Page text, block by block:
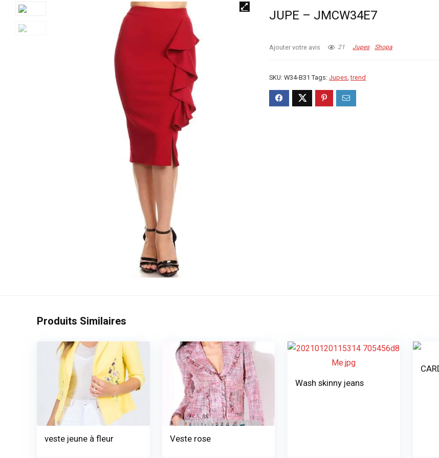
JUPE – JMCW34E7
Ajouter votre avis 21 Jupes Shopa
SKU:W34-B31 Tags:Jupes,trend
Produits Similaires
veste jeune à fleur Veste rose
Wash skinny jeans